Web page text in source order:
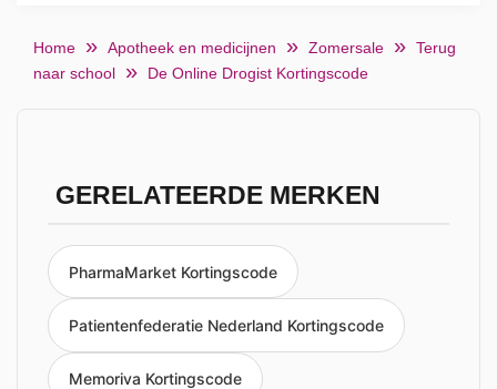
Home Apotheek en medicijnen Zomersale
Terug
naar school
De Online Drogist Kortingscode
GERELATEERDE MERKEN
PharmaMarket Kortingscode
Patientenfederatie Nederland Kortingscode
Memoriva Kortingscode